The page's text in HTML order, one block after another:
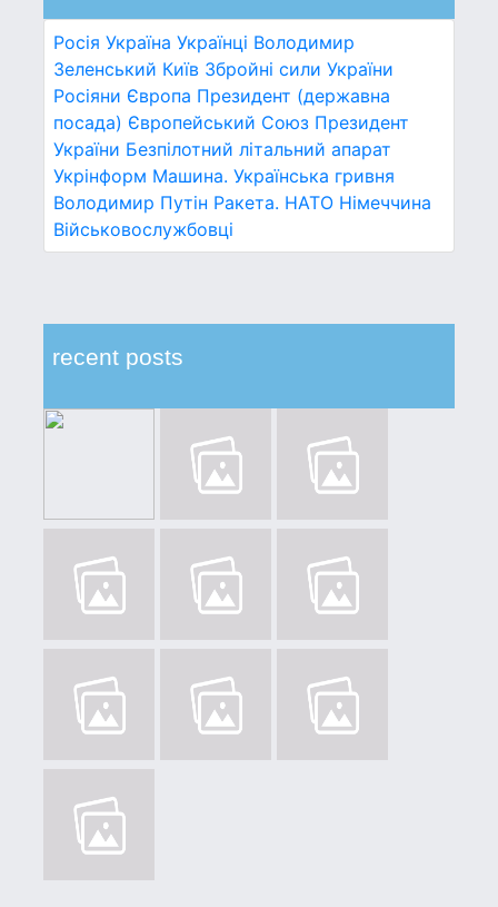
Росія Україна Українці Володимир
Зеленський Київ Збройні сили України
Росіяни Європа Президент (державна
посада) Європейський Союз Президент
України Безпілотний літальний апарат
Укрінформ Машина. Українська гривня
Володимир Путін Ракета. НАТО Німеччина
Військовослужбовці
recent posts